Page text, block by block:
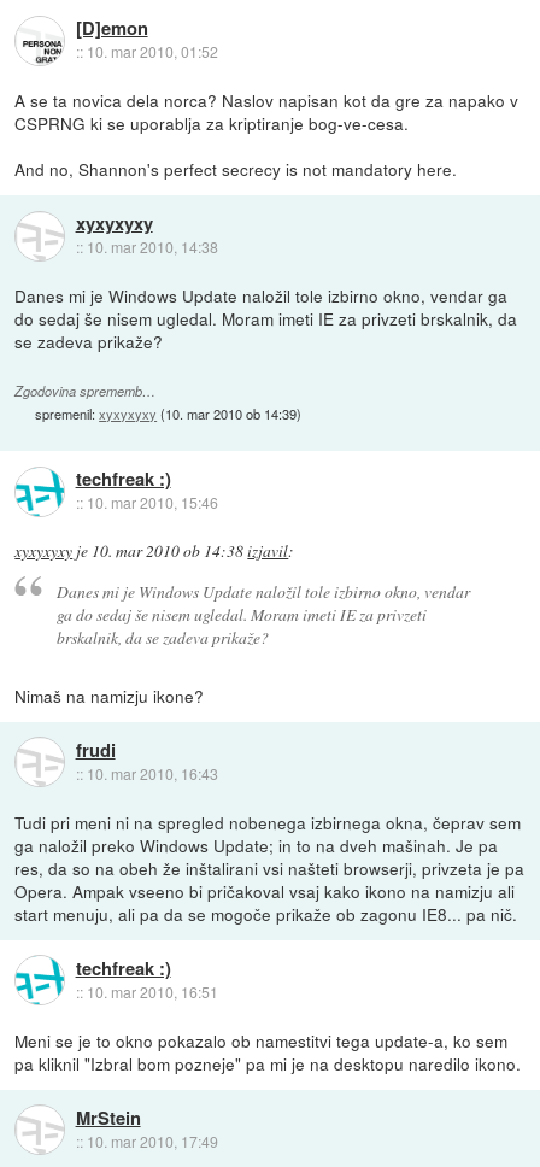
[D]emon
:: 10. mar 2010, 01:52
A se ta novica dela norca? Naslov napisan kot da gre za napako v
CSPRNG ki se uporablja za kriptiranje bog-ve-cesa.
And no, Shannon's perfect secrecy is not mandatory here.
xyxyxyxy
:: 10. mar 2010, 14:38
Danes mi je Windows Update naložil tole izbirno okno, vendar ga
do sedaj še nisem ugledal. Moram imeti IE za privzeti brskalnik, da
se zadeva prikaže?
Zgodovina sprememb…
spremenil:xyxyxyxy (10. mar 2010 ob 14:39)
techfreak :)
:: 10. mar 2010, 15:46
xyxyxyxy je 10. mar 2010 ob 14:38izjavil:
Danes mi je Windows Update naložil tole izbirno okno, vendar
ga do sedaj še nisem ugledal. Moram imeti IE za privzeti
brskalnik, da se zadeva prikaže?
Nimaš na namizju ikone?
frudi
:: 10. mar 2010, 16:43
Tudi pri meni ni na spregled nobenega izbirnega okna, čeprav sem
ga naložil preko Windows Update; in to na dveh mašinah. Je pa
res, da so na obeh že inštalirani vsi našteti browserji, privzeta je pa
Opera. Ampak vseeno bi pričakoval vsaj kako ikono na namizju ali
start menuju, ali pa da se mogoče prikaže ob zagonu IE8... pa nič.
techfreak :)
:: 10. mar 2010, 16:51
Meni se je to okno pokazalo ob namestitvi tega update-a, ko sem
pa kliknil "Izbral bom pozneje" pa mi je na desktopu naredilo ikono.
MrStein
:: 10. mar 2010, 17:49